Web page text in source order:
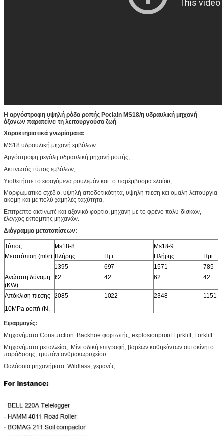
Η αργόστροφη υψηλή ρόδα ροπής Poclain MS18/η υδραυλική μηχανή
άξονων παρατείνει τη λειτουργούσα ζωή
Χαρακτηριστικά γνωρίσματα:
MS18 υδραυλική μηχανή εμβόλων:
Αργόστροφη μεγάλη υδραυλική μηχανή ροπής,
Ακτινωτός τύπος εμβόλων,
Υιοθετήστε το εισαγόμενα ρουλεμάν και το παρέμβυσμα ελαίου,
Μορφωματικό σχέδιο, υψηλή αποδοτικότητα, υψηλή πίεση και ομαλή λειτουργία
ακόμη και με πολύ χαμηλές ταχύτητα,
Επιτρεπτό ακτινωτό και αξονικό φορτίο, μηχανή με το φρένο πολυ-δίσκων,
έλεγχος εκπομπής μηχανών.
Διάγραμμα μετατοπίσεων:
Τύπος Ms18-8
Ms18-9
Μετατόπιση (ml/r) Πλήρης Ημι Πλήρης
Ημι
1395
697 1571
785
Ανώτατη δύναμη
(KW)
62 42 62 42
Απόκλιση πίεσης
10MPa ροπή (Ν.
2085 1022 2348 1151
Εκτιμημένη ροπή
(Ν. μ)
5212
Εκτιμημένη πίεση
(MPA)
25 25
Ανώτατη πίεση
40
Εκτιμημένη
Σειρά ταχύτητας
(r/min)
0-150
Εφαρμογές:
Μηχανήματα Consturction: Backhoe φορτωτής, explosionproof Fprklift, Forklift
Μηχανήματα μεταλλείας: Μίνι οδική επιγραφή, βαρέων καθηκόντων αυτοκίνητο
παράδοσης, τρυπάνι ανθρακωρυχείου
Θαλάσσια μηχανήματα: Wildlass, γερανός